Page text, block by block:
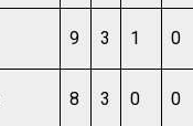
9 3 1 0
8 3 0 0